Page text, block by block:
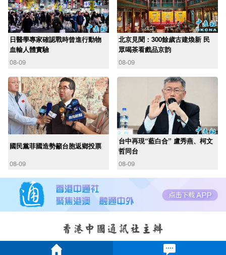
日醫學專家確認戰時曾進行動物
血輸人體實驗
08-09
北京見聞：300餘歲古建煥新 民
眾喝茶看戲品京韵
08-09
國民黨菲國造勢籲台胞返鄉投票
08-09
台中再現“藍白合” 盧秀燕、柯文
哲同台
08-09